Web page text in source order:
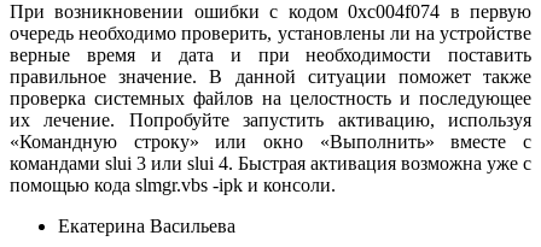
При возникновении ошибки c кодом 0xc004f074 в первую
очередь необходимо проверить, установлены ли на устройстве
верные время и дата и при необходимости поставить
правильное значение. В данной ситуации поможет также
проверка системных файлов на целостность и последующее
их лечение. Попробуйте запустить активацию, используя
«Командную строку» или окно «Выполнить» вместе с
командами slui 3 или slui 4. Быстрая активация возможна уже с
помощью кода slmgr.vbs -ipk и консоли.
Екатерина Васильева